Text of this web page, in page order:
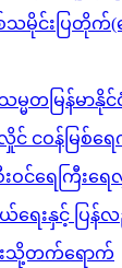
မိုင်းပြတိုက်(
မ္မတမြန်မာနို
င် ငဝန်မြစ်ရ
စီးဝင်ရေကြီး
းနှင့် ပြန်လ
သို့တက်ရောက်